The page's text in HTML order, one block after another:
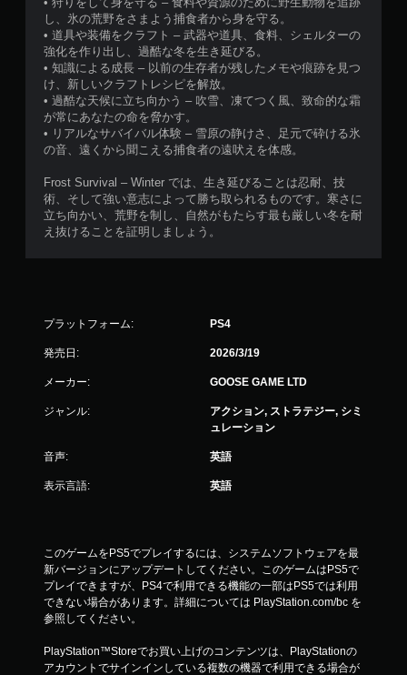
し、氷の荒野をさまよう捕食者から身を守る。
• 道具や装備をクラフト – 武器や道具、食料、シェルターの
強化を作り出し、過酷な冬を生き延びる。
• 知識による成長 – 以前の生存者が残したメモや痕跡を見つ
け、新しいクラフトレシピを解放。
• 過酷な天候に立ち向かう – 吹雪、凍てつく風、致命的な霜
が常にあなたの命を脅かす。
• リアルなサバイバル体験 – 雪原の静けさ、足元で砕ける氷
の音、遠くから聞こえる捕食者の遠吠えを体感。
Frost Survival – Winter では、生き延びることは忍耐、技
術、そして強い意志によって勝ち取られるものです。寒さに
立ち向かい、荒野を制し、自然がもたらす最も厳しい冬を耐
え抜けることを証明しましょう。
プラットフォーム: PS4
発売日: 2026/3/19
メーカー: GOOSE GAME LTD
ジャンル:
アクション, ストラテジー, シミ
ュレーション
音声: 英語
表示言語: 英語
このゲームをPS5でプレイするには、システムソフトウェアを最
新バージョンにアップデートしてください。このゲームはPS5で
プレイできますが、PS4で利用できる機能の一部はPS5では利用
できない場合があります。詳細については PlayStation.com/bc を
参照してください。
PlayStation™Storeでお買い上げのコンテンツは、PlayStationの
アカウントでサインインしている複数の機器で利用できる場合が